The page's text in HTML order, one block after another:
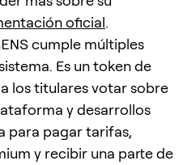
oficial.
cumple múltiples
Es un token de
los titulares votar sobre
y desarrollos
para pagar tarifas,
y recibir una parte de